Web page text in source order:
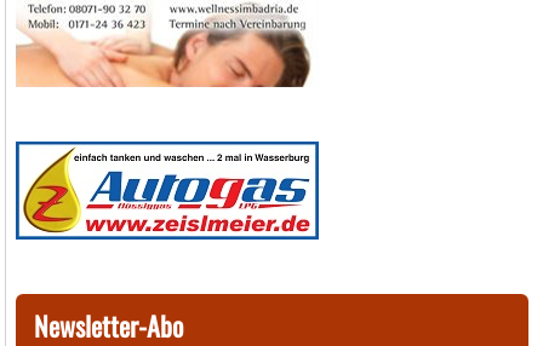
Newsletter-Abo